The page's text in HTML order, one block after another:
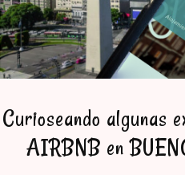
Curioseando algunas
AIRBNB en